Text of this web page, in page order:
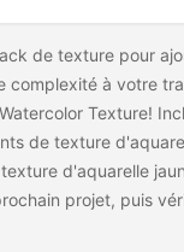
de texture pour
complexité à votre
Texture!
de texture
d'aquarelle
projet, puis